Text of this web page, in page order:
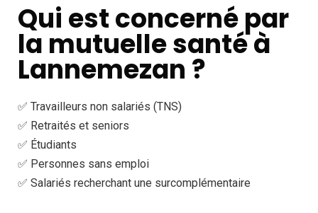
Qui est concerné par
la mutuelle santé à
Lannemezan ?
✅ Travailleurs non salariés (TNS)
✅ Retraités et seniors
✅ Étudiants
✅ Personnes sans emploi
✅ Salariés recherchant une surcomplémentaire